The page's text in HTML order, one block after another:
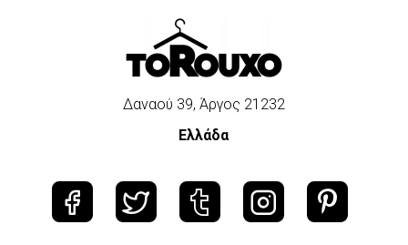
Δαναού 39, Άργος 21232
Ελλάδα